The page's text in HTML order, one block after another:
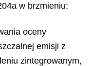
w brzmieniu:
oceny
emisji z
zintegrowanym,